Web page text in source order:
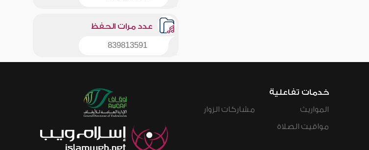
عدد مرات الحفظ
839813591
خدمات تفاعلية
المواريث
مواقيت الصلاة
مشاركات الزوار